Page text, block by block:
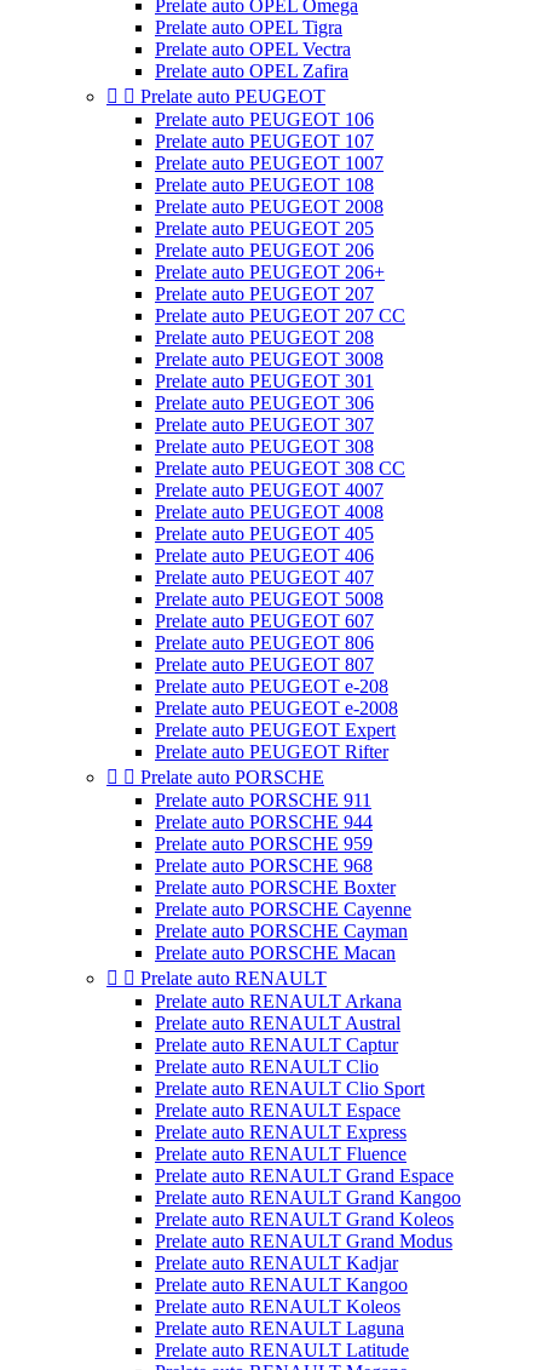
Prelate auto OPEL Omega
Prelate auto OPEL Tigra
Prelate auto OPEL Vectra
Prelate auto OPEL Zafira
  Prelate auto PEUGEOT
Prelate auto PEUGEOT 106
Prelate auto PEUGEOT 107
Prelate auto PEUGEOT 1007
Prelate auto PEUGEOT 108
Prelate auto PEUGEOT 2008
Prelate auto PEUGEOT 205
Prelate auto PEUGEOT 206
Prelate auto PEUGEOT 206+
Prelate auto PEUGEOT 207
Prelate auto PEUGEOT 207 CC
Prelate auto PEUGEOT 208
Prelate auto PEUGEOT 3008
Prelate auto PEUGEOT 301
Prelate auto PEUGEOT 306
Prelate auto PEUGEOT 307
Prelate auto PEUGEOT 308
Prelate auto PEUGEOT 308 CC
Prelate auto PEUGEOT 4007
Prelate auto PEUGEOT 4008
Prelate auto PEUGEOT 405
Prelate auto PEUGEOT 406
Prelate auto PEUGEOT 407
Prelate auto PEUGEOT 5008
Prelate auto PEUGEOT 607
Prelate auto PEUGEOT 806
Prelate auto PEUGEOT 807
Prelate auto PEUGEOT e-208
Prelate auto PEUGEOT e-2008
Prelate auto PEUGEOT Expert
Prelate auto PEUGEOT Rifter
  Prelate auto PORSCHE
Prelate auto PORSCHE 911
Prelate auto PORSCHE 944
Prelate auto PORSCHE 959
Prelate auto PORSCHE 968
Prelate auto PORSCHE Boxter
Prelate auto PORSCHE Cayenne
Prelate auto PORSCHE Cayman
Prelate auto PORSCHE Macan
  Prelate auto RENAULT
Prelate auto RENAULT Arkana
Prelate auto RENAULT Austral
Prelate auto RENAULT Captur
Prelate auto RENAULT Clio
Prelate auto RENAULT Clio Sport
Prelate auto RENAULT Espace
Prelate auto RENAULT Express
Prelate auto RENAULT Fluence
Prelate auto RENAULT Grand Espace
Prelate auto RENAULT Grand Kangoo
Prelate auto RENAULT Grand Koleos
Prelate auto RENAULT Grand Modus
Prelate auto RENAULT Kadjar
Prelate auto RENAULT Kangoo
Prelate auto RENAULT Koleos
Prelate auto RENAULT Laguna
Prelate auto RENAULT Latitude